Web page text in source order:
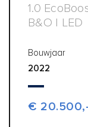
1.0
B&O | LED
Bouwjaar
2022
€